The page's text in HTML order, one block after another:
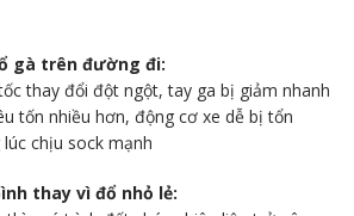
gà trên đường đi:
thay đổi đột ngột, tay ga bị giảm nhanh
tốn nhiều hơn, động cơ xe dễ bị tổn
chịu sock mạnh
thay vì đổ nhỏ lẻ: